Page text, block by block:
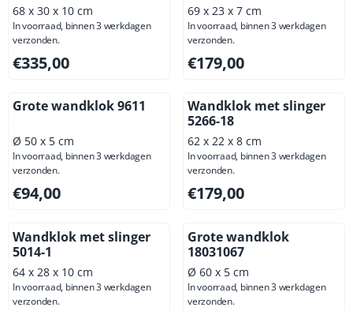
68 x 30 x 10 cm
In voorraad, binnen 3 werkdagen
verzonden.
Prijs: 335,00, exclusief btw: 276,86
€335,00
69 x 23 x 7 cm
In voorraad, binnen 3 werkdagen
verzonden.
Prijs: 179,00, exclusief btw:
€179,00
Grote wandklok 9611
Ø 50 x 5 cm
In voorraad, binnen 3 werkdagen
verzonden.
Prijs: 94,00, exclusief btw: 77,69
€94,00
Wandklok met slinger
5266-18
62 x 22 x 8 cm
In voorraad, binnen 3 werkdagen
verzonden.
Prijs: 179,00, exclusief btw:
€179,00
Wandklok met slinger
5014-1
64 x 28 x 10 cm
In voorraad, binnen 3 werkdagen
verzonden.
Grote wandklok
18031067
Ø 60 x 5 cm
In voorraad, binnen 3 werkdagen
verzonden.